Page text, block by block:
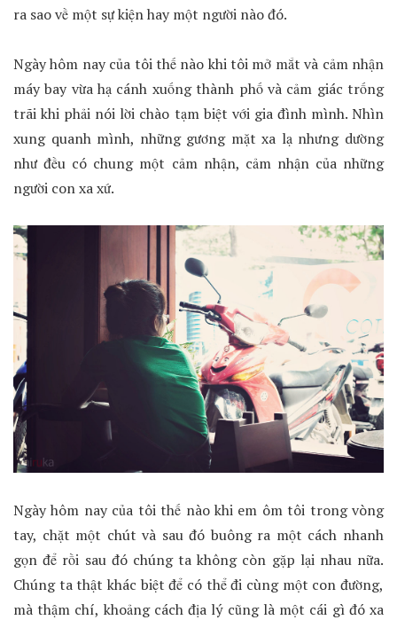
ra sao về một sự kiện hay một người nào đó.
Ngày hôm nay của tôi thế nào khi tôi mở mắt và cảm nhận
máy bay vừa hạ cánh xuống thành phố và cảm giác trống
trãi khi phải nói lời chào tạm biệt với gia đình mình. Nhìn
xung quanh mình, những gương mặt xa lạ nhưng dường
như đều có chung một cảm nhận, cảm nhận của những
người con xa xứ.
Ngày hôm nay của tôi thế nào khi em ôm tôi trong vòng
tay, chặt một chút và sau đó buông ra một cách nhanh
gọn để rồi sau đó chúng ta không còn gặp lại nhau nữa.
Chúng ta thật khác biệt để có thể đi cùng một con đường,
mà thậm chí, khoảng cách địa lý cũng là một cái gì đó xa